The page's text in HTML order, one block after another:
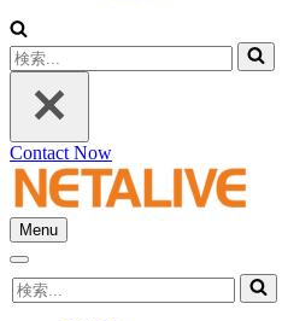
検
索...
Contact Now
Menu
ナ
ゲ
ナ
ビ
検
索...